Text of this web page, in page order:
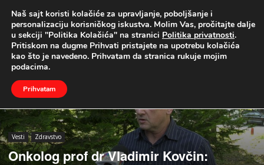
UŽIVO
Naslovna Vesti Zdravstvo
Vesti Zdravstvo
Onkolog prof dr Vladimir Kovčin:
Naš sajt koristi kolačiće za upravljanje, poboljšanje i
personalizaciju korisničkog iskustva. Molim Vas, pročitajte dalje
u sekciji "Politika Kolačića" na stranici Politika privatnosti.
Pritiskom na dugme Prihvati pristajete na upotrebu kolačića
kao što je navedeno. Prihvatam da stranica rukuje mojim
podacima.
Prihvatam